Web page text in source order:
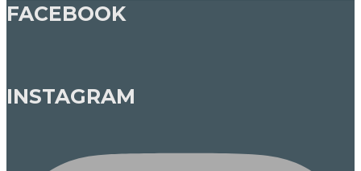
FACEBOOK
INSTAGRAM